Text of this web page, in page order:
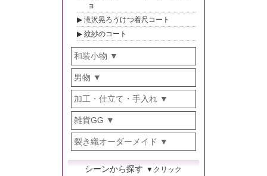
ョ
滝沢晃ろうけつ着尺コート
紋紗のコート
和装小物
男物
加工・仕立て・手入れ
雑貨GG
裂き織オーダーメイド
シーンから探す ▼クリック